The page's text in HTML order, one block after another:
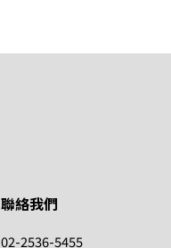
聯絡我們
02-2536-5455